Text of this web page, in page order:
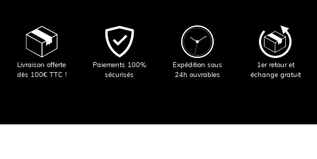
Livraison offerte
dès 100€ TTC !
Paiements 100%
sécurisés
Expédition sous
24h ouvrables
1er retour et
échange gratuit